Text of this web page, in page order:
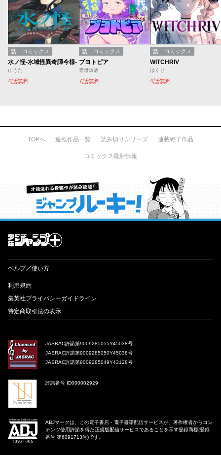
話 コミックス
水ノ怪-水域怪異奇譚今様-
山うた
4話無料
話 コミックス
ブヨトピア
雲母坂盾
7話無料
話 コミックス
WITCHRIV
はくり
4話無料
TOPへ 連載作品一覧 読み切りシリーズ 連載終了作品
コミックス最新情報
才能溢れる投稿作が読み放題！ ジャンプルーキー！
ヘルプ／使い方
利用規約
集英社プライバシーガイドライン
特定商取引法の表示
JASRAC許諾第9009285055Y45038号
JASRAC許諾第9009285050Y45038号
JASRAC許諾第9009285049Y43128号
許諾番号 ID000002929
ABJマークは、この電子書店・電子書籍配信サービスが、著作権者からコン
テンツ使用許諾を得た正規版配信サービスであることを示す登録商標(登録
番号 第6091713号)です。